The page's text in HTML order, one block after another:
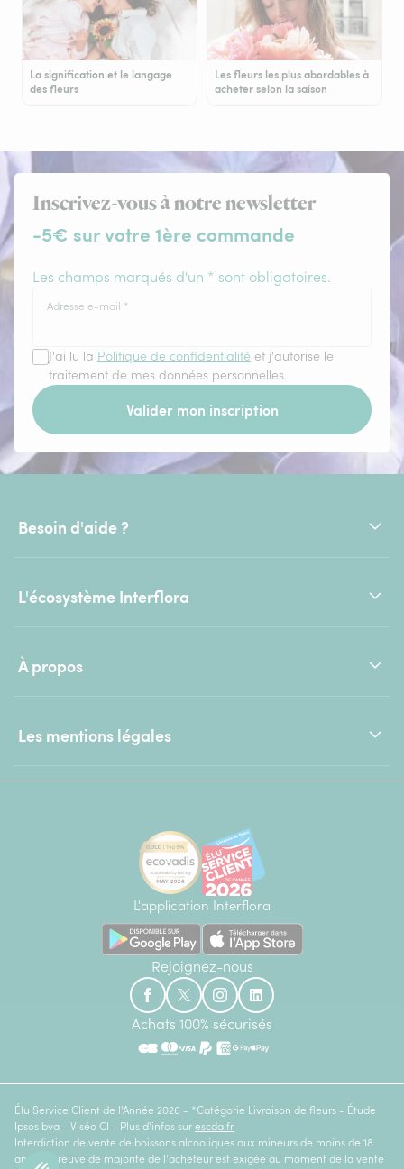
La signification et le langage
des fleurs
Les fleurs les plus abordables à
acheter selon la saison
Inscrivez-vous à notre newsletter
-5€ sur votre 1ère commande
Les champs marqués d'un * sont obligatoires.
Adresse e-mail *
J'ai lu la Politique de confidentialité et j'autorise le
traitement de mes données personnelles.
Valider mon inscription
Besoin d'aide ?
L'écosystème Interflora
À propos
Les mentions légales
L'application Interflora
Rejoignez-nous
Achats 100% sécurisés
Élu Service Client de l'Année 2026 - *Catégorie Livraison de fleurs - Étude
Ipsos bva - Viséo CI - Plus d'infos sur escda.fr
Interdiction de vente de boissons alcooliques aux mineurs de moins de 18
ans. La preuve de majorité de l'acheteur est exigée au moment de la vente